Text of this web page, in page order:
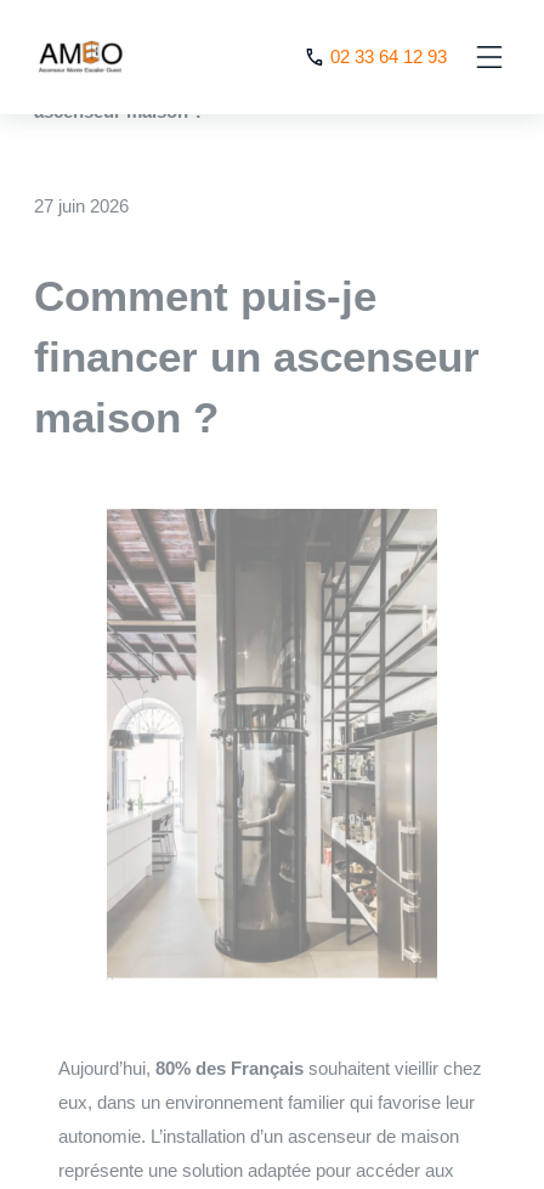
02 33 64 12 93
AMEO>Nos actualités
ascenseur maison ?
27 juin 2026
Comment puis-je
financer un ascenseur
maison ?
Aujourd’hui, 80% des Français souhaitent vieillir chez
eux, dans un environnement familier qui favorise leur
autonomie. L’installation d’un ascenseur de maison
représente une solution adaptée pour accéder aux